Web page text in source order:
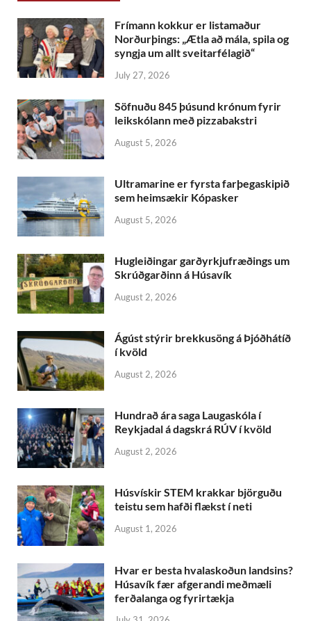
Frímann kokkur er listamaður
Norðurþings: „Ætla að mála, spila og
syngja um allt sveitarfélagið“
July 27, 2026
Söfnuðu 845 þúsund krónum fyrir
leikskólann með pizzabakstri
August 5, 2026
Ultramarine er fyrsta farþegaskipið
sem heimsækir Kópasker
August 5, 2026
Hugleiðingar garðyrkjufræðings um
Skrúðgarðinn á Húsavík
August 2, 2026
Ágúst stýrir brekkusöng á Þjóðhátíð
í kvöld
August 2, 2026
Hundrað ára saga Laugaskóla í
Reykjadal á dagskrá RÚV í kvöld
August 2, 2026
Húsvískir STEM krakkar björguðu
teistu sem hafði flækst í neti
August 1, 2026
Hvar er besta hvalaskoðun landsins?
Húsavík fær afgerandi meðmæli
ferðalanga og fyrirtækja